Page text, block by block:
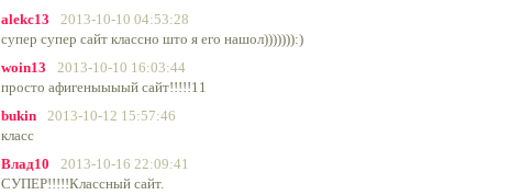
alekc13
2013-10-10 04:53:28
супер супер сайт классно што я его нашол))))))):)
woin13
2013-10-10 16:03:44
просто афигеныыыый сайт!!!!!11
bukin
2013-10-12 15:57:46
класс
Влад10
2013-10-16 22:09:41
СУПЕР!!!!!Классный сайт.